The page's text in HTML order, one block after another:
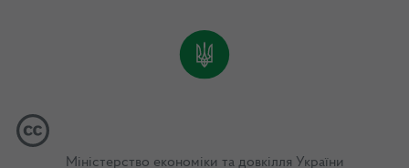
Міністерство економіки та довкілля України